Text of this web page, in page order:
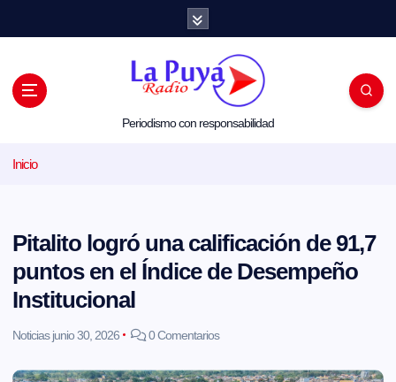
l
Periodismo con responsabilidad
Inicio
Pitalito logró una calificación de 91,7
puntos en el Índice de Desempeño
Institucional
Noticias junio 30, 2026 0 Comentarios